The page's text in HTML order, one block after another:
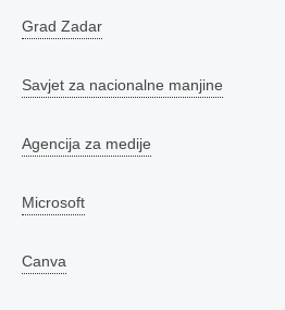
Grad Zadar
Savjet za nacionalne manjine
Agencija za medije
Microsoft
Canva